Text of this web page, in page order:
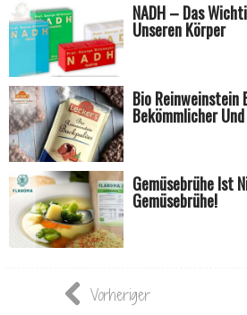
NADH – Das
Unseren Körper
Bio Reinweinstein
Bekömmlicher
Gemüsebrühe Ist
Gemüsebrühe!
Vorheriger